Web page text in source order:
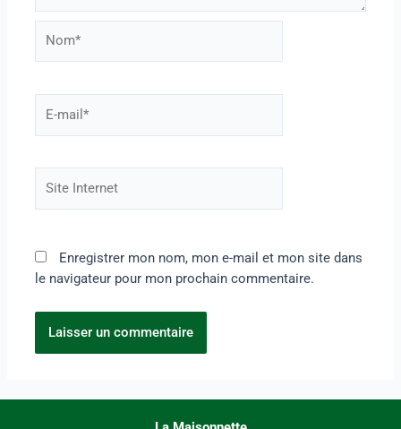
Enregistrer mon nom, mon e-mail et mon site dans
le navigateur pour mon prochain commentaire.